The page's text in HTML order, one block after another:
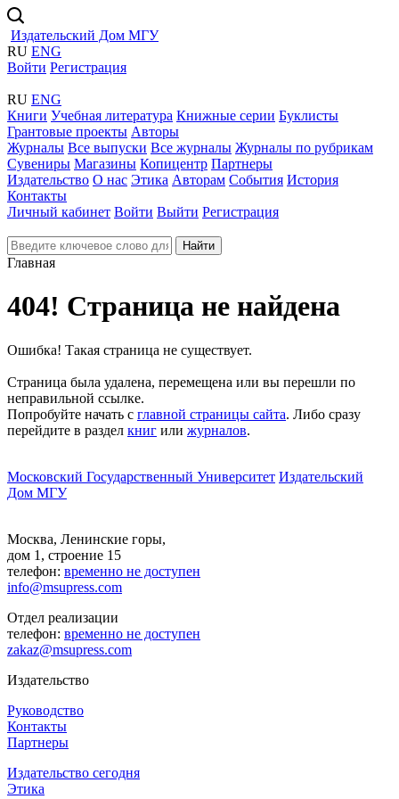
Издательский Дом МГУ
RU ENG
Войти Регистрация
RU ENG
Книги Учебная литература Книжные серии Буклисты
Грантовые проекты Авторы
Журналы Все выпуски Все журналы Журналы по рубрикам
Сувениры Магазины Копицентр Партнеры
Издательство О нас Этика Авторам События История
Контакты
Личный кабинет Войти Выйти Регистрация
Найти
Главная
404! Страница не найдена
Ошибка! Такая страница не существует.
Страница была удалена, перемещена или вы перешли по
неправильной ссылке.
Попробуйте начать с главной страницы сайта. Либо сразу
перейдите в раздел книг или журналов.
Московский Государственный Университет Издательский
Дом МГУ
Москва, Ленинские горы,
дом 1, строение 15
телефон: временно не доступен
info@msupress.com
Отдел реализации
телефон: временно не доступен
zakaz@msupress.com
Издательство
Руководство
Контакты
Партнеры
Издательство сегодня
Этика